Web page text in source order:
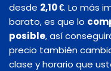
desde 2,10 €. Lo más
barato, es que lo
posible, así
precio también
clase y horario que